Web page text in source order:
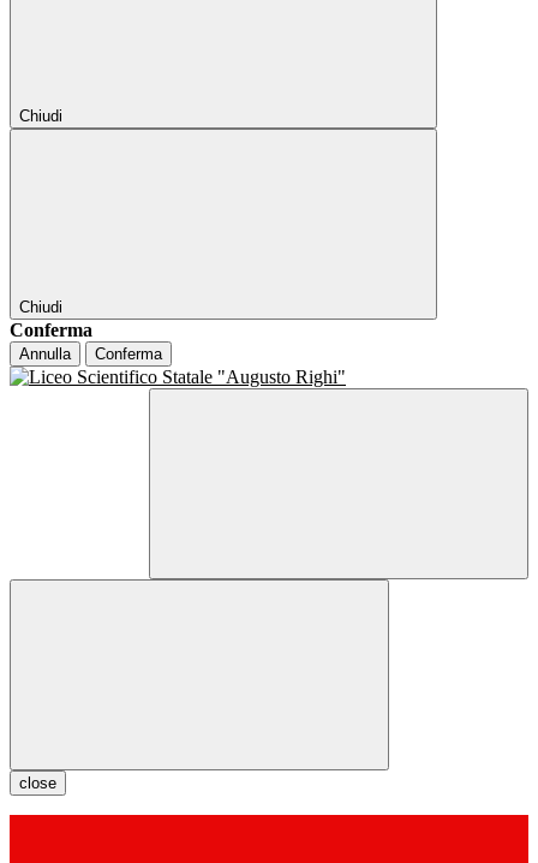
Chiudi
Chiudi
Conferma
Annulla Conferma
close